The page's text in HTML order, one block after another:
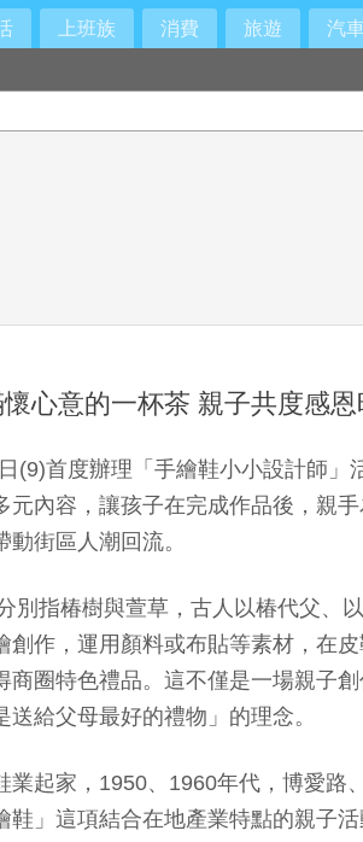
上班族 消費 旅遊 汽
心意的一杯茶 親子共度感恩
(9)首度辦理「手繪鞋小小設計師」
內容，讓孩子在完成作品後，親
街區人潮回流。
指椿樹與萱草，古人以椿代父、
作，運用顏料或布貼等素材，在
圈特色禮品。這不僅是一場親子
給父母最好的禮物」的理念。
起家，1950、1960年代，博愛路
」這項結合在地產業特點的親子